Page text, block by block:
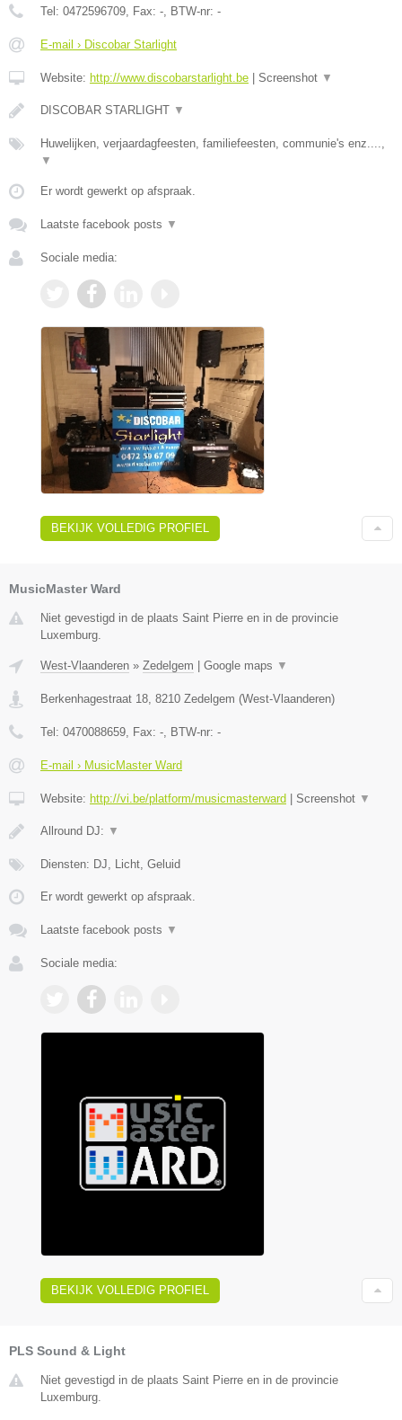
Tel: 0472596709 , Fax: - , BTW-nr: -
E-mail › Discobar Starlight
Website: http://www.discobarstarlight.be Screenshot ▼
DISCOBAR STARLIGHT ▼
Huwelijken, verjaardagfeesten, familiefeesten, communie's enz....,
▼
Er wordt gewerkt op afspraak.
Laatste facebook posts ▼
Sociale media:
BEKIJK VOLLEDIG PROFIEL
MusicMaster Ward
Niet gevestigd in de plaats Saint Pierre en in de provincie
Luxemburg.
West-Vlaanderen » Zedelgem Google maps ▼
Berkenhagestraat 18, 8210 Zedelgem (West-Vlaanderen)
Tel: 0470088659, Fax: -, BTW-nr: -
E-mail › MusicMaster Ward
Website: http://vi.be/platform/musicmasterward Screenshot ▼
Allround DJ: ▼
Diensten: DJ, Licht, Geluid
Er wordt gewerkt op afspraak.
Laatste facebook posts ▼
Sociale media:
BEKIJK VOLLEDIG PROFIEL
PLS Sound & Light
Niet gevestigd in de plaats Saint Pierre en in de provincie
Luxemburg.